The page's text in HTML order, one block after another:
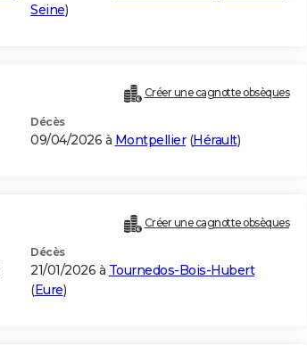
Seine)
Créer une cagnotte obsèques
Décès
09/04/2026 à Montpellier(Hérault)
Créer une cagnotte obsèques
Décès
21/01/2026 à Tournedos-Bois-Hubert
(Eure)